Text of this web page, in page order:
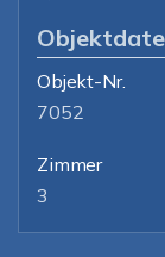
Objekt-Nr.
7052
Zimmer
3